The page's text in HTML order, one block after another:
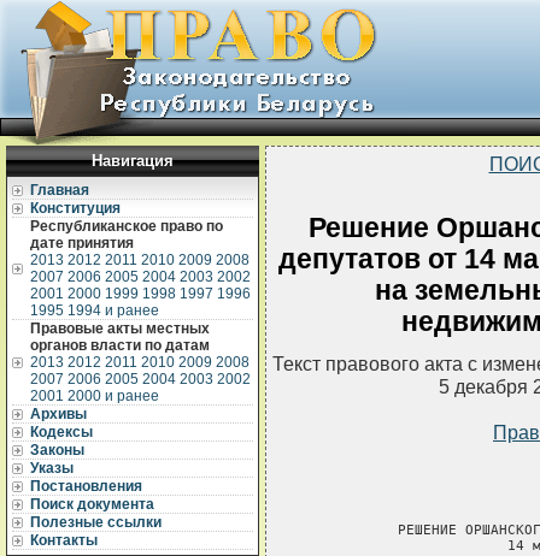
Навигация
Главная
Конституция
Республиканское право по
дате принятия
2013 2012 2011 2010 2009 2008
2007 2006 2005 2004 2003 2002
2001 2000 1999 1998 1997 1996
1995 1994 и ранее
Правовые акты местных
органов власти по датам
2013 2012 2011 2010 2009 2008
2007 2006 2005 2004 2003 2002
2001 2000 и ранее
Архивы
Кодексы
Законы
Указы
Постановления
Поиск документа
Полезные ссылки
Контакты
Решение
депутатов от 14
на
Текст правового акта с
5 декабря
РЕШЕНИЕ
14